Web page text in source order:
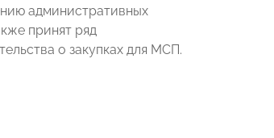
административных
принят ряд
о закупках для МСП.